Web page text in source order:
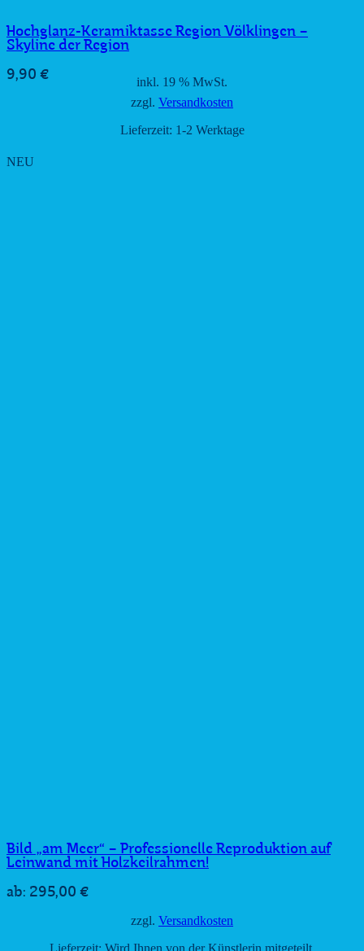
Hochglanz-Keramiktasse Region Völklingen –
Skyline der Region
9,90 €
inkl. 19 % MwSt.
zzgl. Versandkosten
Lieferzeit: 1-2 Werktage
NEU
Bild „am Meer“ – Professionelle Reproduktion auf
Leinwand mit Holzkeilrahmen!
ab: 295,00 €
zzgl. Versandkosten
Lieferzeit: Wird Ihnen von der Künstlerin mitgeteilt.